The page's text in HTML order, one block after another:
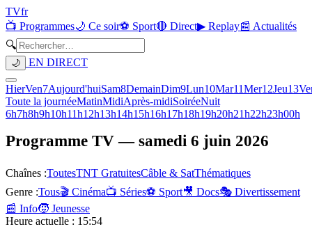
TVfr
📺 Programmes🌙 Ce soir⚽ Sport🔴 Direct▶ Replay📰 Actualités
🔍
🌙 EN DIRECT
HierVen7Aujourd'huiSam8DemainDim9Lun10Mar11Mer12Jeu13
Toute la journéeMatinMidiAprès-midiSoiréeNuit
6h7h8h9h10h11h12h13h14h15h16h17h18h19h20h21h22h23h00h
Programme TV —samedi 6 juin 2026
Chaînes :ToutesTNT GratuitesCâble & SatThématiques
Genre :Tous🎬 Cinéma📺 Séries⚽ Sport🎥 Docs🎭 Divertissement
📰 Info🧒 Jeunesse
Heure actuelle : 15:54